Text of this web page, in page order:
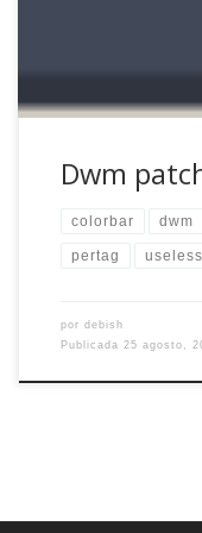
Dwm
colorbar dwm
pertag
por debish
Publicada 25 agosto,